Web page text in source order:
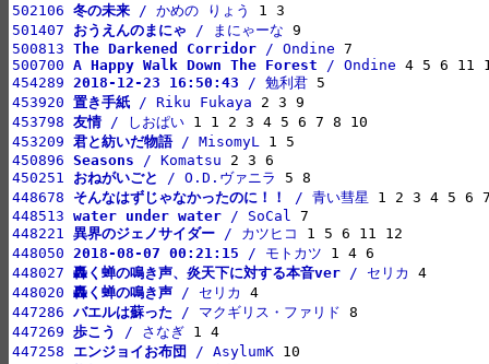
502106 冬の未来 / かめの りょう
501407 おうえんのまにゃ / まにゃーな
500813 The Darkened Corridor / Ondine
500700 A Happy Walk Down The Forest / Ondine
454289 2018-12-23 16:50:43 / 勉利君
453920 置き手紙 / Riku Fukaya
453798 友情 / しおぱい
453209 君と紡いだ物語 / MisomyL
450896 Seasons / Komatsu
450251 おねがいごと / O.D.ヴァニラ
448678 そんなはずじゃなかったのに！！
/ 青い彗星
448513 water under water / SoCal
448221 異界のジェノサイダー / カツヒコ
448050 2018-08-07 00:21:15 / モトカツ
448027 轟く蝉の鳴き声、炎天下に対する本音ver / セリカ
448020 轟く蝉の鳴き声 / セリカ
447286 バエルは蘇った / マクギリス・ファリド
447269 歩こう / さなぎ
447258 エンジョイお布団 / AsylumK